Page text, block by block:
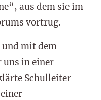
aus dem sie im
vortrug.
und mit dem
uns in einer
Schulleiter